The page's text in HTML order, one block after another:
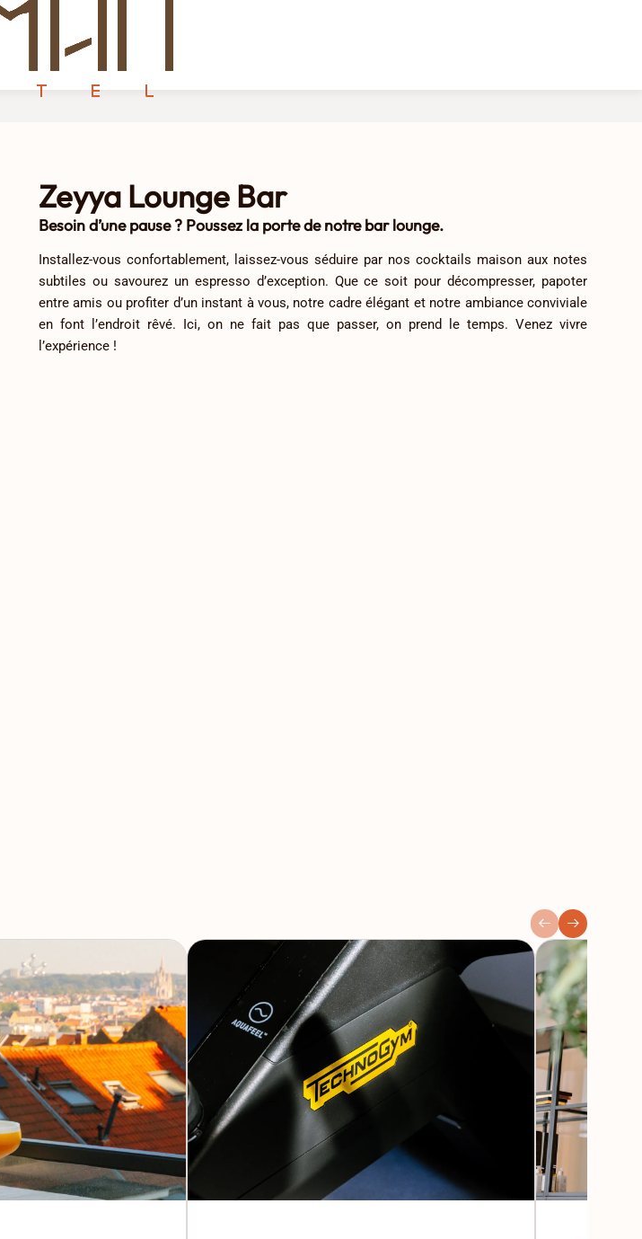
Zeyya Lounge Bar
Besoin d’une pause ? Poussez la porte de notre bar lounge.
Installez-vous confortablement, laissez-vous séduire par nos cocktails maison aux notes
subtiles ou savourez un espresso d’exception. Que ce soit pour décompresser, papoter
entre amis ou profiter d’un instant à vous, notre cadre élégant et notre ambiance conviviale
en font l’endroit rêvé. Ici, on ne fait pas que passer, on prend le temps. Venez vivre
l’expérience !